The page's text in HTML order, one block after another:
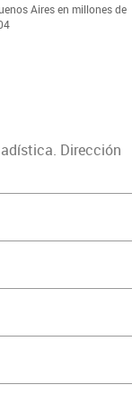
Aires en millones de
Dirección